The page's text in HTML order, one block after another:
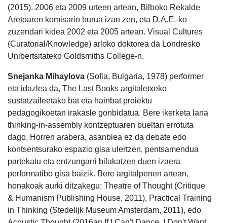
(2015). 2006 eta 2009 urteen artean, Bilboko Rekalde
Aretoaren komisario burua izan zen, eta D.A.E.-ko
zuzendari kidea 2002 eta 2005 artean. Visual Cultures
(Curatorial/Knowledge) arloko doktorea da Londresko
Unibertsitateko Goldsmiths College-n.
Snejanka Mihaylova (Sofia, Bulgaria, 1978) performer
eta idazlea da, The Last Books argitaletxeko
sustatzaileetako bat eta hainbat proiektu
pedagogikoetan irakasle gonbidatua. Bere ikerketa lana
thinking-in-assembly kontzeptuaren bueltan errotuta
dago. Horren arabera, asanblea ez da debate edo
kontsentsurako espazio gisa ulertzen, pentsamendua
partekatu eta entzungarri bilakatzen duen izaera
performatibo gisa baizik. Bere argitalpenen artean,
honakoak aurki ditzakegu: Theatre of Thought (Critique
& Humanism Publishing House, 2011), Practical Training
in Thinking (Stedelijk Museum Amsterdam, 2011), edo